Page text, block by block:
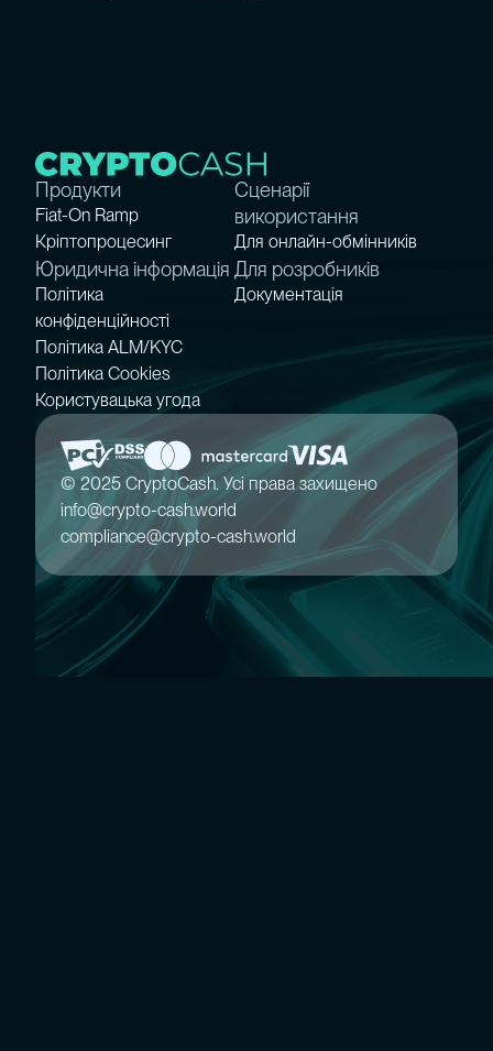
Продукти
Fiat-On Ramp
Крiптопроцесинг
Сценарії
використання
Для онлайн-обмінників
Юридична інформація
Політика
конфіденційності
Політика ALM/KYC
Політика Cookies
Користувацька угода
Для розробників
Документація
© 2025 CryptoCash. Усі права захищено
info@crypto-cash.world
compliance@crypto-cash.world